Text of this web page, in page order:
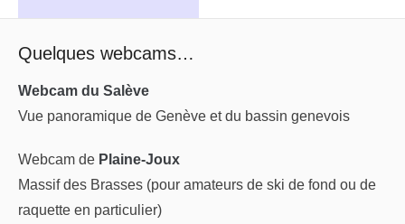
Quelques webcams…
Webcam du Salève
Vue panoramique de Genève et du bassin genevois
Webcam de Plaine-Joux
Massif des Brasses (pour amateurs de ski de fond ou de
raquette en particulier)